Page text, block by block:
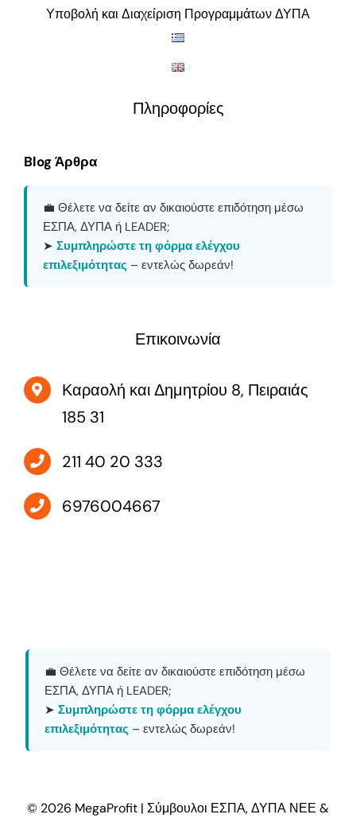
Υποβολή και Διαχείριση Προγραμμάτων ΔΥΠΑ
Πληροφορίες
Blog Άρθρα
💼 Θέλετε να δείτε αν δικαιούστε επιδότηση μέσω
ΕΣΠΑ, ΔΥΠΑ ή LEADER;
➤ Συμπληρώστε τη φόρμα ελέγχου
επιλεξιμότητας – εντελώς δωρεάν!
Επικοινωνία
Καραολή και Δημητρίου 8, Πειραιάς
185 31
211 40 20 333
6976004667
💼 Θέλετε να δείτε αν δικαιούστε επιδότηση μέσω
ΕΣΠΑ, ΔΥΠΑ ή LEADER;
➤ Συμπληρώστε τη φόρμα ελέγχου
επιλεξιμότητας – εντελώς δωρεάν!
© 2026 MegaProfit | Σύμβουλοι ΕΣΠΑ, ΔΥΠΑ ΝΕΕ &